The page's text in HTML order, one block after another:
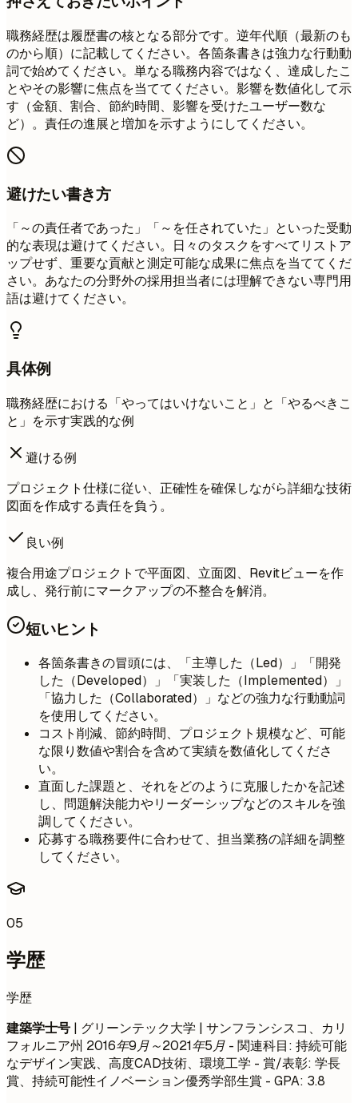
職務経歴は履歴書の核となる部分です。逆年代順（最新のも
のから順）に記載してください。各箇条書きは強力な行動動
詞で始めてください。単なる職務内容ではなく、達成したこ
とやその影響に焦点を当ててください。影響を数値化して示
す（金額、割合、節約時間、影響を受けたユーザー数な
ど）。責任の進展と増加を示すようにしてください。
避けたい書き方
「～の責任者であった」「～を任されていた」といった受動
的な表現は避けてください。日々のタスクをすべてリストア
ップせず、重要な貢献と測定可能な成果に焦点を当ててくだ
さい。あなたの分野外の採用担当者には理解できない専門用
語は避けてください。
具体例
職務経歴における「やってはいけないこと」と「やるべきこ
と」を示す実践的な例
避ける例
プロジェクト仕様に従い、正確性を確保しながら詳細な技術
図面を作成する責任を負う。
良い例
複合用途プロジェクトで平面図、立面図、Revitビューを作
成し、発行前にマークアップの不整合を解消。
短いヒント
各箇条書きの冒頭には、「主導した（Led）」「開発
した（Developed）」「実装した（Implemented）」
「協力した（Collaborated）」などの強力な行動動詞
を使用してください。
コスト削減、節約時間、プロジェクト規模など、可能
な限り数値や割合を含めて実績を数値化してくださ
い。
直面した課題と、それをどのように克服したかを記述
し、問題解決能力やリーダーシップなどのスキルを強
調してください。
応募する職務要件に合わせて、担当業務の詳細を調整
してください。
05
学歴
学歴
建築学士号 | グリーンテック大学 | サンフランシスコ、カリ
フォルニア州 2016年9月～2021年5月 - 関連科目: 持続可能
なデザイン実践、高度CAD技術、環境工学 - 賞/表彰: 学長
賞、持続可能性イノベーション優秀学部生賞 - GPA: 3.8